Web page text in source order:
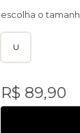
U
R$ 89,90